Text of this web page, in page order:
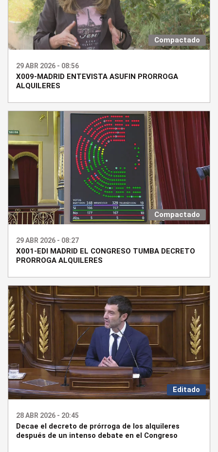
Compactado
29 ABR 2026 - 08:56
X009-MADRID ENTEVISTA ASUFIN PRORROGA
ALQUILERES
Compactado
29 ABR 2026 - 08:27
X001-EDI MADRID EL CONGRESO TUMBA DECRETO
PRORROGA ALQUILERES
Editado
28 ABR 2026 - 20:45
Decae el decreto de prórroga de los alquileres
después de un intenso debate en el Congreso